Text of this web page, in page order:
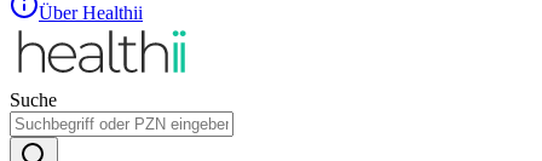
Über Healthii
Suche